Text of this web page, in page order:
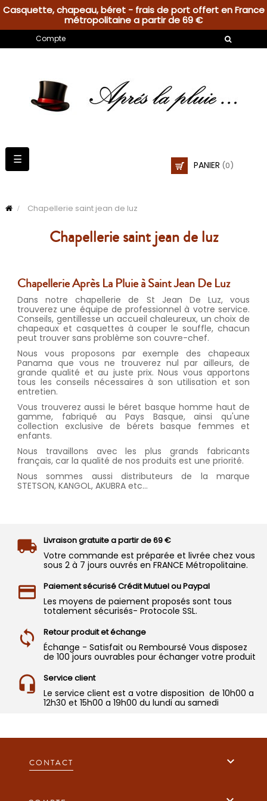
Casquette, chapeau, béret - frais de port offert en France
métropolitaine a partir de 69 €
Compte
PANIER (0)
Basculer
la
☰
Chapellerie saint jean de luz
Chapellerie saint jean de luz
Chapellerie Après La Pluie à Saint Jean De Luz
Dans notre chapellerie de St Jean De Luz, vous
trouverez une équipe de professionnel à votre service.
Conseils, gentillesse un accueil chaleureux, un choix de
chapeaux et casquettes à couper le souffle, chacun
peut trouver sans problème son couvre-chef.
Nous vous proposons par exemple des chapeaux
Panama que vous ne trouverez nul par ailleurs, de
grande qualité et au juste prix. Nous vous apportons
tous les conseils nécessaires à son utilisation et son
entretien.
Vous trouverez aussi le béret basque homme haut de
gamme, fabriqué au Pays Basque, ainsi qu'une
collection exclusive de bérets basque femmes et
enfants.
Nous travaillons avec les plus grands fabricants
français, car la qualité de nos produits est une priorité.
Nous sommes aussi distributeurs de la marque
STETSON, KANGOL, AKUBRA etc...
Livraison gratuite a partir de 69 €
Votre commande est préparée et livrée chez vous
sous 2 à 7 jours ouvrés en FRANCE Métropolitaine.
Paiement sécurisé Crédit Mutuel ou Paypal
Les moyens de paiement proposés sont tous
totalement sécurisés- Protocole SSL.
Retour produit et échange
Échange - Satisfait ou Remboursé Vous disposez
de 100 jours ouvrables pour échanger votre produit
Service client
Le service client est a votre disposition de 10h00 a
12h30 et 15h00 a 19h00 du lundi au samedi
CONTACT 